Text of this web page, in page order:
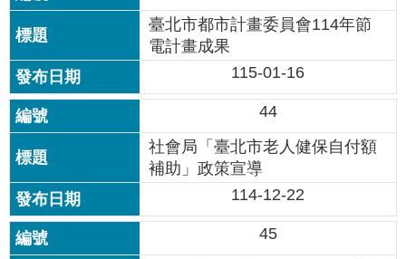
議
專
區
服
務
園
網
站
寶
箱
臺北市都市計畫委員會114年節
電計畫成果
115-01-16
44
社會局「臺北市老人健保自付額
補助」政策宣導
114-12-22
45